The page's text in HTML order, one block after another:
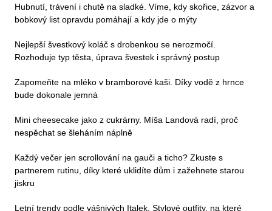
Hubnutí, trávení i chutě na sladké. Víme, kdy skořice, zázvor a
bobkový list opravdu pomáhají a kdy jde o mýty
Nejlepší švestkový koláč s drobenkou se nerozmočí.
Rozhoduje typ těsta, úprava švestek i správný postup
Zapomeňte na mléko v bramborové kaši. Díky vodě z hrnce
bude dokonale jemná
Mini cheesecake jako z cukrárny. Míša Landová radí, proč
nespěchat se šleháním náplně
Každý večer jen scrollování na gauči a ticho? Zkuste s
partnerem rutinu, díky které uklidíte dům i zažehnete starou
jiskru
Letní trendy podle vášnivých Italek. Stylové outfity, na které